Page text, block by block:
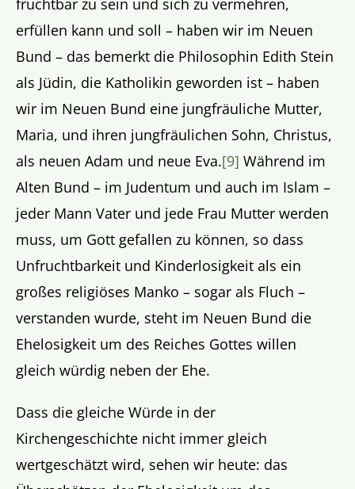
fruchtbar zu sein und sich zu vermehren,
erfüllen kann und soll – haben wir im Neuen
Bund – das bemerkt die Philosophin Edith Stein
als Jüdin, die Katholikin geworden ist – haben
wir im Neuen Bund eine jungfräuliche Mutter,
Maria, und ihren jungfräulichen Sohn, Christus,
als neuen Adam und neue Eva.[9] Während im
Alten Bund – im Judentum und auch im Islam –
jeder Mann Vater und jede Frau Mutter werden
muss, um Gott gefallen zu können, so dass
Unfruchtbarkeit und Kinderlosigkeit als ein
großes religiöses Manko – sogar als Fluch –
verstanden wurde, steht im Neuen Bund die
Ehelosigkeit um des Reiches Gottes willen
gleich würdig neben der Ehe.
Dass die gleiche Würde in der
Kirchengeschichte nicht immer gleich
wertgeschätzt wird, sehen wir heute: das